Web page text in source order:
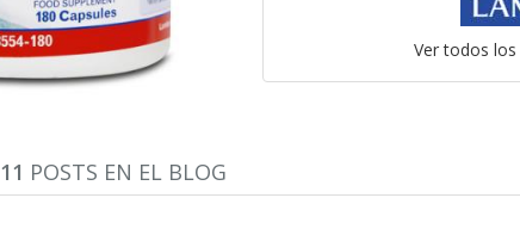
Ver todos los
11 POSTS EN EL BLOG